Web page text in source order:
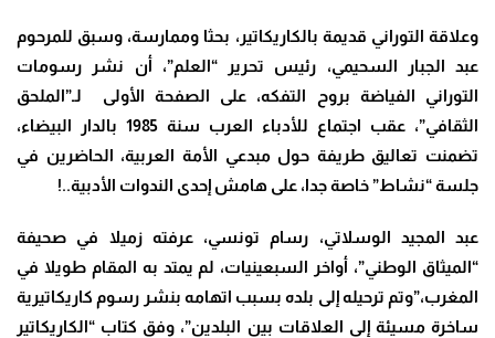
وعلاقة التوراني قديمة بالكاريكاتير، بحثا وممارسة، وسبق للمرحوم
عبد الجبار السحيمي، رئيس تحرير “العلم”، أن نشر رسومات
التوراني الفياضة بروح التفكه، على الصفحة الأولى لـ”الملحق
الثقافي”، عقب اجتماع للأدباء العرب سنة 1985 بالدار البيضاء،
تضمنت تعاليق طريفة حول مبدعي الأمة العربية، الحاضرين في
جلسة “نشاط” خاصة جدا، على هامش إحدى الندوات الأدبية..!
عبد المجيد الوسلاتي، رسام تونسي، عرفته زميلا في صحيفة
“الميثاق الوطني”، أواخر السبعينيات، لم يمتد به المقام طويلا في
المغرب،”وتم ترحيله إلى بلده بسبب اتهامه بنشر رسوم كاريكاتيرية
ساخرة مسيئة إلى العلاقات بين البلدين”، وفق كتاب “الكاريكاتير